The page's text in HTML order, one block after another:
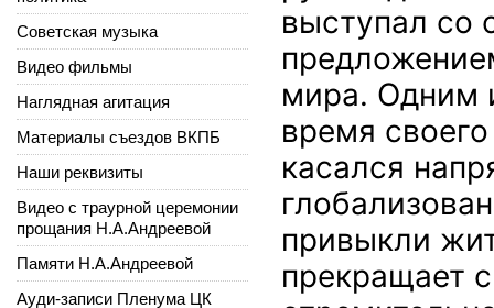
выступал со
мира. Одним
время
касался
привыкли
прекращает
Советская музыка
Видео фильмы
Наглядная агитация
Материалы съездов ВКПБ
Наши реквизиты
Видео с траурной церемонии
прощания Н.А.Андреевой
Памяти Н.А.Андреевой
Ауди-записи Пленума ЦК